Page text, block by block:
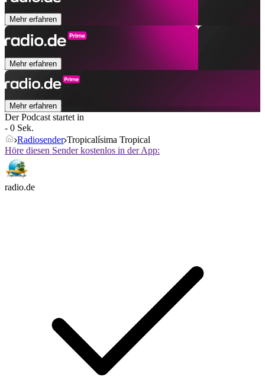
Mehr erfahren
Mehr erfahren
Mehr erfahren
Der Podcast startet in
- 0 Sek.
Radiosender Tropicalísima Tropical
Höre diesen Sender kostenlos in der App:
radio.de